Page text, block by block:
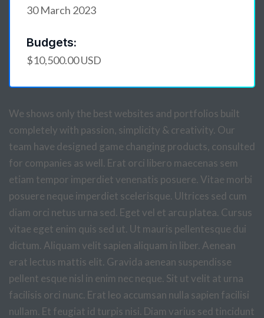
30 March 2023
Budgets:
$10,500.00 USD
We shows only the best websites and portfolios built
completely with passion, simplicity & creativity. Our
team have designed game changing products, consulted
for companies as well. Erat orci libero maecenas sem
etiam tempor imperdiet venenatis posuere. Vitae morbi
posuere neque imperdiet scelerisque. Ultrices sed cum
diam orci netus urna sed. Eget vel et arcu platea. Cursus
vitae eget enim quis sed ut. Ut mauris pellentesque dui
dictum. Aliquam velit sapien aliquam in liber. Aenean
erat lectus mattis elit. Gravida aenean suspendisse
pellent esque nisl in enim nec neque. Sit ut velit at urna
facilisis orci nunc. Erat leo accumsan nulla sapien facilisi
nullam. Et feugiat id turpis nisi. Diam varius sed tincidunt